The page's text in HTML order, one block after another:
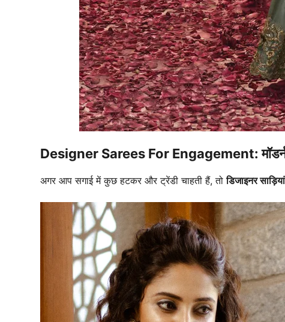
Designer Sarees For Engagement: मॉडर्न
अगर आप सगाई में कुछ हटकर और ट्रेंडी चाहती हैं, तोडिजाइनर साड़ियां